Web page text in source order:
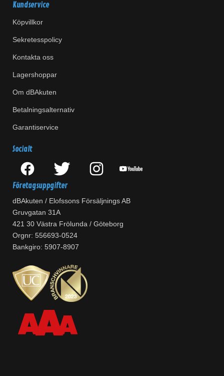
Kundservice
Köpvillkor
Sekretesspolicy
Kontakta oss
Lagershoppar
Om dBAkuten
Betalningsalternativ
Garantiservice
Socialt
Företagsuppgifter
dBAkuten / Elofssons Försäljnings AB
Gruvgatan 31A
421 30 Västra Frölunda / Göteborg
Orgnr: 556693-0524
Bankgiro: 5907-8907